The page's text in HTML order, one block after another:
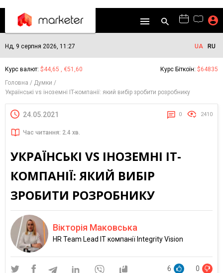
Нд, 9 серпня 2026, 11:27 UA RU
Курс валют: $44,65 , €51,60 Курс Біткоїн: $64835
Головна
Думки
Українські vs іноземні IT-компанії: який вибір зробити розробнику
24.05.2021 0 2410
Час читання: 2.4 хв.
УКРАЇНСЬКІ VS ІНОЗЕМНІ IT-
КОМПАНІЇ: ЯКИЙ ВИБІР
ЗРОБИТИ РОЗРОБНИКУ
Вікторія Маковська
HR Team Lead IT компанії Integrity Vision
6 0